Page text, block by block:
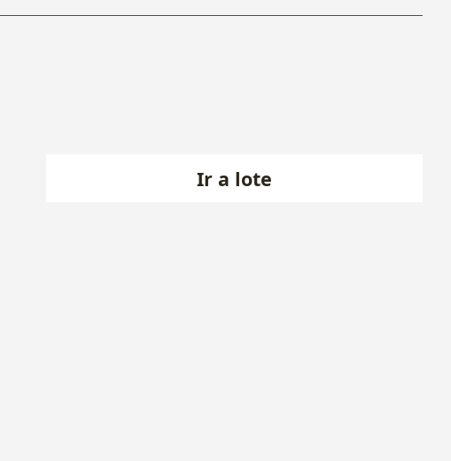
Ir a lote